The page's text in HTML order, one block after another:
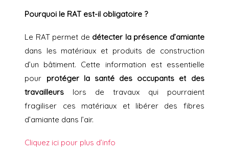
Pourquoi le RAT est-il obligatoire ?
Le RAT permet de détecter la présence d’amiante
dans les matériaux et produits de construction
d’un bâtiment. Cette information est essentielle
pour protéger la santé des occupants et des
travailleurs lors de travaux qui pourraient
fragiliser ces matériaux et libérer des fibres
d’amiante dans l’air.
Cliquez ici pour plus d’info